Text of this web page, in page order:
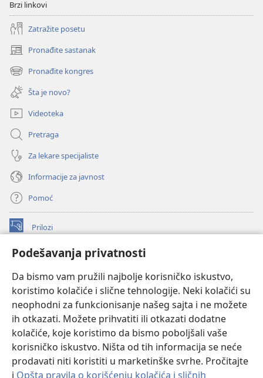
Podešavanja privatnosti
Da bismo vam pružili najbolje korisničko iskustvo,
koristimo kolačiće i slične tehnologije. Neki kolačići su
neophodni za funkcionisanje našeg sajta i ne možete
ih otkazati. Možete prihvatiti ili otkazati dodatne
kolačiće, koje koristimo da bismo poboljšali vaše
korisničko iskustvo. Ništa od tih informacija se neće
prodavati niti koristiti u marketinške svrhe. Pročitajte
i Opšta pravila o korišćenju kolačića i sličnih
Brzi linkovi
Zatražite posetu
Pronađite sastanak
(otvara
novi
prozor)
Pronađite kongres
(otvara
novi
prozor)
Šta je novo?
Videoteka
Pretraga
Za lekare specijaliste
Informacije za javnost
Pomoć
Prilozi
(otvara
prozor)ONLAJN BIBLIOTEKA Watchtower
novi
prozor)JW Hub
(otvara
novi
prozor)
®
Watchtower Library®